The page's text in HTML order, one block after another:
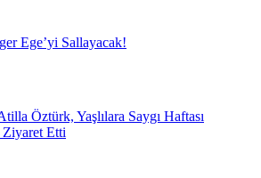
Ege’yi Sallayacak!
Öztürk, Yaşlılara Saygı Haftası
Ziyaret Etti